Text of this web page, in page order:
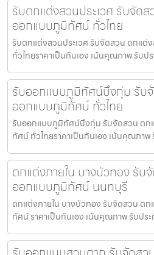
รับตกแต่งสวนประเวศ รับจัด
ออกแบบภูมิทัศน์ ทั่วไทย
รับตกแต่งสวนประเวศ รับจัดสวน ตกแ
ทั่วไทยราคาเป็นกันเอง เน้นคุณภาพ รับ
รับออกแบบภูมิทัศน์บึงกุ่ม รับ
ออกแบบภูมิทัศน์ ทั่วไทย
รับออกแบบภูมิทัศน์บึงกุ่ม รับจัดสวน ต
ทัศน์ ทั่วไทยราคาเป็นกันเอง เน้นคุณภาพ
ตกแต่งภายใน บางบัวทอง รับ
ออกแบบภูมิทัศน์ นนทบุรี
ตกแต่งภายใน บางบัวทอง รับจัดสวน ต
ทัศน์ ราคาเป็นกันเอง เน้นคุณภาพ รับปร